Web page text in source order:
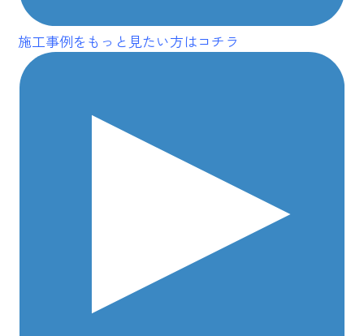
施工事例をもっと見たい方はコチラ